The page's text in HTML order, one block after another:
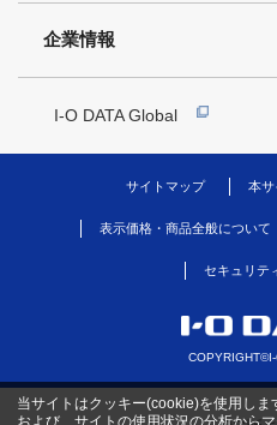
企業情報
I-O DATA Global
サイトマップ 本サ
表示価格・商品全般について
セキュリテ
COPYRIGHT©I-
当サイトはクッキー(cookie)を使用し
および、サイトの使用状況の分析から